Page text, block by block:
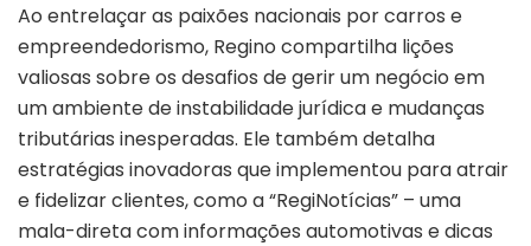
Ao entrelaçar as paixões nacionais por carros e
empreendedorismo, Regino compartilha lições
valiosas sobre os desafios de gerir um negócio em
um ambiente de instabilidade jurídica e mudanças
tributárias inesperadas. Ele também detalha
estratégias inovadoras que implementou para atrair
e fidelizar clientes, como a “RegiNotícias” – uma
mala-direta com informações automotivas e dicas